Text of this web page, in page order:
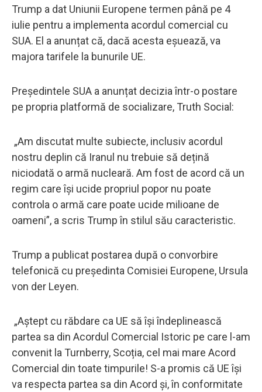
Trump a dat Uniunii Europene termen până pe 4
iulie pentru a implementa acordul comercial cu
SUA. El a anunțat că, dacă acesta eșuează, va
majora tarifele la bunurile UE.
Președintele SUA a anunțat decizia într-o postare
pe propria platformă de socializare, Truth Social:
„Am discutat multe subiecte, inclusiv acordul
nostru deplin că Iranul nu trebuie să dețină
niciodată o armă nucleară. Am fost de acord că un
regim care își ucide propriul popor nu poate
controla o armă care poate ucide milioane de
oameni”, a scris Trump în stilul său caracteristic.
Trump a publicat postarea după o convorbire
telefonică cu președinta Comisiei Europene, Ursula
von der Leyen.
„Aștept cu răbdare ca UE să își îndeplinească
partea sa din Acordul Comercial Istoric pe care l-am
convenit la Turnberry, Scoția, cel mai mare Acord
Comercial din toate timpurile! S-a promis că UE își
va respecta partea sa din Acord și, în conformitate